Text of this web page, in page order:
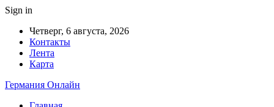
Sign in
Четверг, 6 августа, 2026
Контакты
Лента
Карта
Германия Онлайн